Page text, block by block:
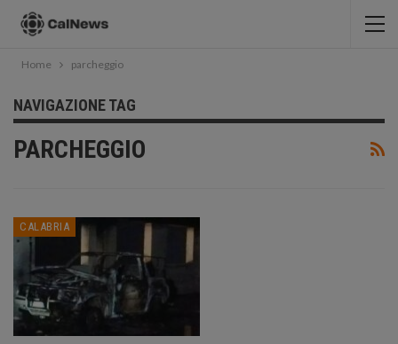
Home parcheggio
NAVIGAZIONE TAG
PARCHEGGIO
CALABRIA